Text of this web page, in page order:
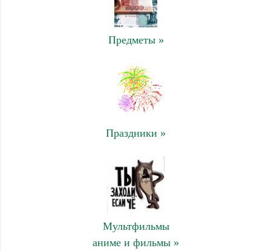
Предметы »
Праздники »
Мультфильмы
аниме и фильмы »